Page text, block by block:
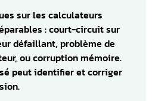
sur les calculateurs
: court-circuit sur
défaillant, problème de
ou corruption mémoire.
peut identifier et corriger